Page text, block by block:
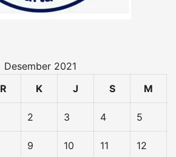
Desember 2021
R K J S M
2 3 4 5
9 10 11 12